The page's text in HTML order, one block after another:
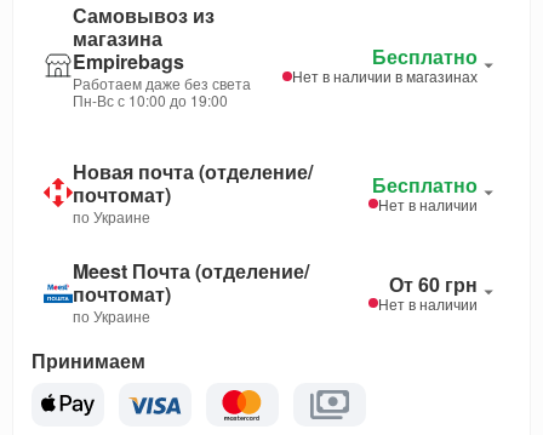
Самовывоз из
магазина
Empirebags
Работаем даже без света
Пн-Вс с 10:00 до 19:00
Бесплатно
Нет в наличии в магазинах
Новая почта (отделение/
почтомат)
по Украине
Бесплатно
Нет в наличии
Meest Почта (отделение/
почтомат)
по Украине
От 60 грн
Нет в наличии
Принимаем